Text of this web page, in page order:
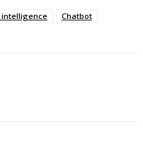
Chatbot